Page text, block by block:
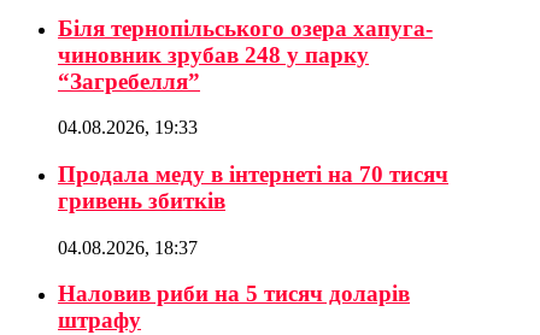
Біля тернопільського озера хапуга-
чиновник зрубав 248 у парку
“Загребелля”
04.08.2026, 19:33
Продала меду в інтернеті на 70 тисяч
гривень збитків
04.08.2026, 18:37
Наловив риби на 5 тисяч доларів
штрафу